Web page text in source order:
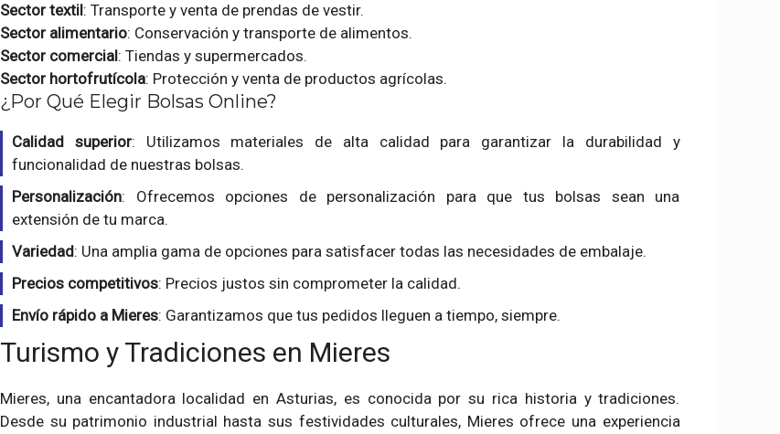
Sector textil: Transporte y venta de prendas de vestir.
Sector alimentario: Conservación y transporte de alimentos.
Sector comercial: Tiendas y supermercados.
Sector hortofrutícola: Protección y venta de productos agrícolas.
¿Por Qué Elegir Bolsas Online?
Calidad superior: Utilizamos materiales de alta calidad para garantizar la durabilidad y
funcionalidad de nuestras bolsas.
Personalización: Ofrecemos opciones de personalización para que tus bolsas sean una
extensión de tu marca.
Variedad: Una amplia gama de opciones para satisfacer todas las necesidades de embalaje.
Precios competitivos: Precios justos sin comprometer la calidad.
Envío rápido a Mieres: Garantizamos que tus pedidos lleguen a tiempo, siempre.
Turismo y Tradiciones en Mieres
Mieres, una encantadora localidad en Asturias, es conocida por su rica historia y tradiciones.
Desde su patrimonio industrial hasta sus festividades culturales, Mieres ofrece una experiencia